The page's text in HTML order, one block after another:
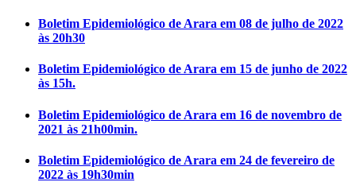
Boletim Epidemiológico de Arara em 08 de julho de 2022
às 20h30
Boletim Epidemiológico de Arara em 15 de junho de 2022
às 15h.
Boletim Epidemiológico de Arara em 16 de novembro de
2021 às 21h00min.
Boletim Epidemiológico de Arara em 24 de fevereiro de
2022 às 19h30min